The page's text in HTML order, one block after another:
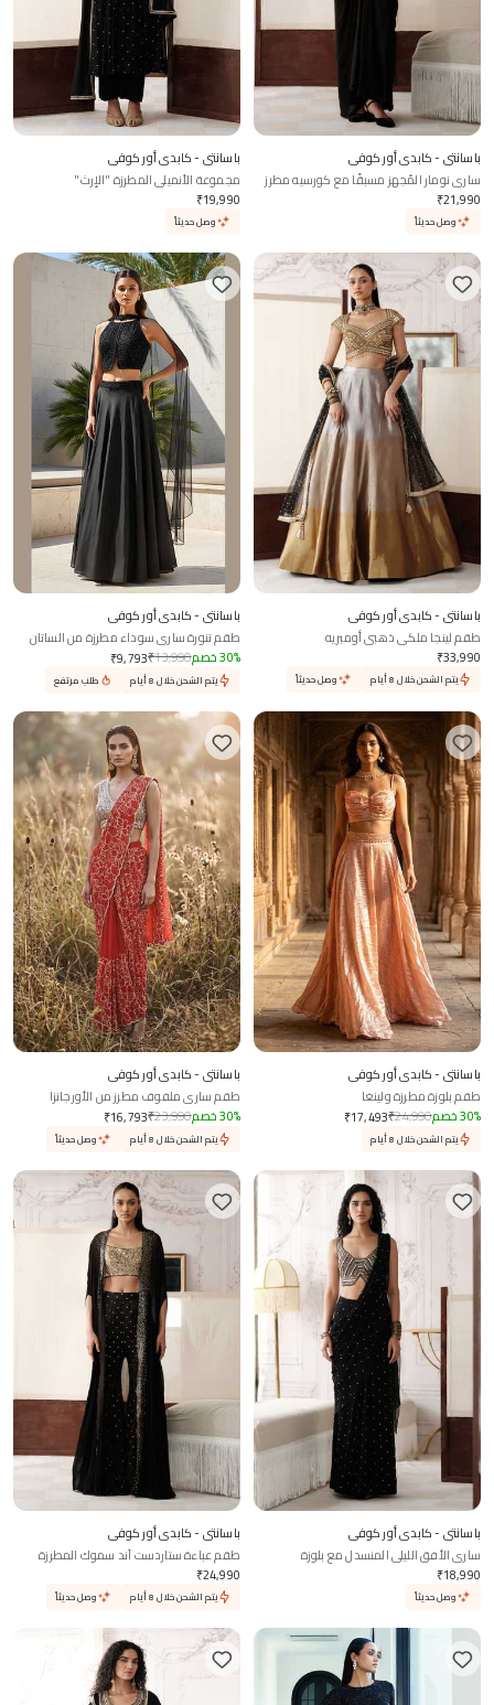
باسانتي - كابدي أور كوفي
ساري نومار المُجهز مسبقًا مع كورسيه مطرز
₹21,990
وصل حديثاً
باسانتي - كابدي أور كوفي
مجموعة الأنميلي المطرزة "الإرث"
₹19,990
وصل حديثاً
باسانتي - كابدي أور كوفي
طقم لينجا ملكي ذهبي أومبريه
₹33,990
يتم الشحن خلال 8 أيام وصل حديثاً
باسانتي - كابدي أور كوفي
طقم تنورة ساري سوداء مطرزة من الساتان
₹9,793₹13,990 30% خصم
يتم الشحن خلال 8 أيام طلب مرتفع
باسانتي - كابدي أور كوفي
طقم بلوزة مطرزة ولينغا
₹17,493₹24,990 30% خصم
يتم الشحن خلال 8 أيام
باسانتي - كابدي أور كوفي
طقم ساري ملفوف مطرز من الأورجانزا
₹16,793₹23,990 30% خصم
يتم الشحن خلال 8 أيام وصل حديثاً
باسانتي - كابدي أور كوفي
ساري الأفق الليلي المنسدل مع بلوزة
₹18,990
وصل حديثاً
باسانتي - كابدي أور كوفي
طقم عباءة ستاردست آند سموك المطرزة
₹24,990
يتم الشحن خلال 8 أيام وصل حديثاً